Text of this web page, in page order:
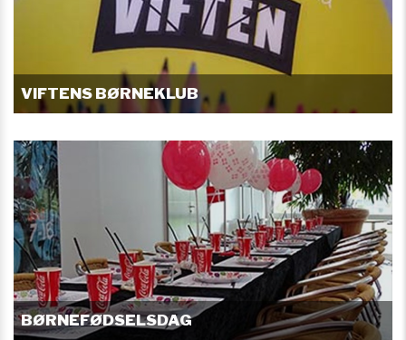
VIFTENS BØRNEKLUB
BØRNEFØDSELSDAG